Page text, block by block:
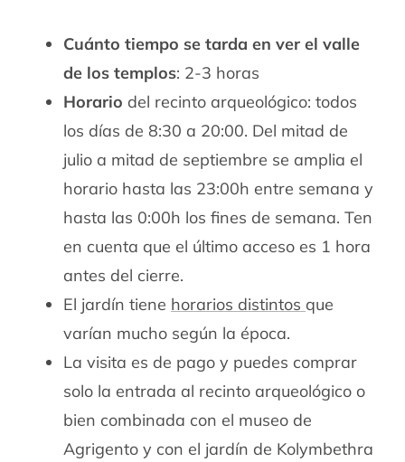
Cuánto tiempo se tarda en ver el valle
de los templos: 2-3 horas
Horario del recinto arqueológico: todos
los días de 8:30 a 20:00. Del mitad de
julio a mitad de septiembre se amplia el
horario hasta las 23:00h entre semana y
hasta las 0:00h los fines de semana. Ten
en cuenta que el último acceso es 1 hora
antes del cierre.
El jardín tiene horarios distintos que
varían mucho según la época.
La visita es de pago y puedes comprar
solo la entrada al recinto arqueológico o
bien combinada con el museo de
Agrigento y con el jardín de Kolymbethra